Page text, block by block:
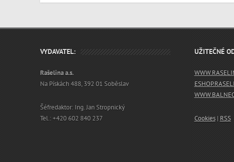
VYDAVATEL:
Rašelina a.s.
Na Pískách 488, 392 01 Soběslav
Šéfredaktor: Ing. Jan Stropnický
Tel.: +420 602 840 237
UŽITEČNÉ
Cookies| RSS